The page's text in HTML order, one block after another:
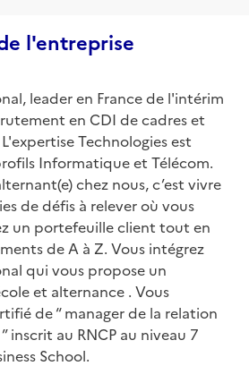
l'entreprise
leader en France de l'intérim
en CDI de cadres et
Technologies est
Informatique et Télécom.
chez nous, c’est vivre
de défis à relever où vous
un portefeuille client tout en
de A à Z. Vous intégrez
qui vous propose un
et alternance . Vous
de “ manager de la relation
inscrit au RNCP au niveau 7
School.